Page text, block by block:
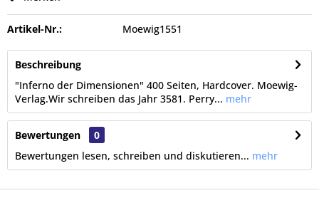
Artikel-Nr.: Moewig1551
Beschreibung
"Inferno der Dimensionen" 400 Seiten, Hardcover. Moewig-
Verlag.Wir schreiben das Jahr 3581. Perry... mehr
Bewertungen
0
Bewertungen lesen, schreiben und diskutieren... mehr